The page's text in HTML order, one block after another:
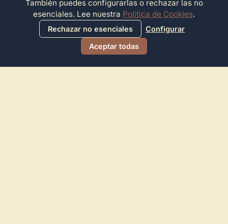
También puedes configurarlas o rechazar las no
esenciales. Lee nuestra Política de Cookies.
Rechazar no esenciales
Configurar
Aceptar todas